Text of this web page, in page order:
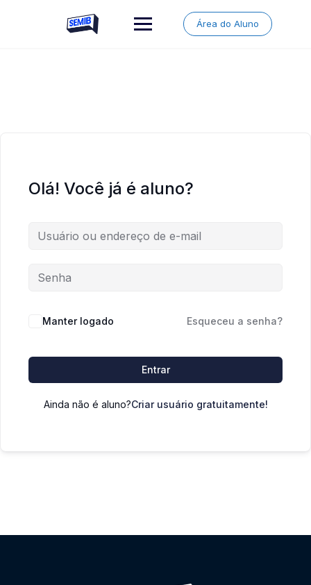
Área do Aluno
Olá! Você já é aluno?
Manter logado Esqueceu a senha?
Entrar
Ainda não é aluno?Criar usuário gratuitamente!